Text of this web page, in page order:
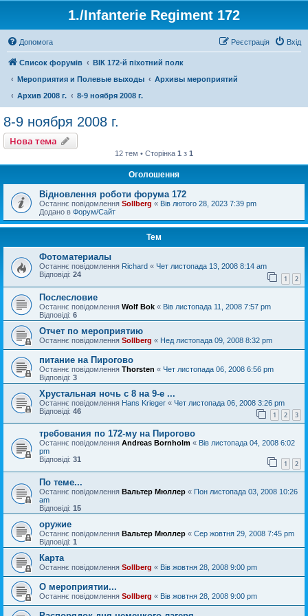
1./Infanterie Regiment 172
Допомога Вхід
Реєстрація
Список форумів
ВІК 172-й піхотний полк
Мероприятия и Полевые выходы
Архивы мероприятий
Архив 2008 г.
8-9 ноября 2008 г.
8-9 ноября 2008 г.
Нова тема
12 тем • Сторінка 1 з 1
Оголошення
Відновлення роботи форума 172
Останнє повідомлення Sollberg « Вів лютого 28, 2023 7:39 pm
Додано в Форум/Сайт
Тем
Фотоматериалы
Останнє повідомлення Richard « Чет листопада 13, 2008 8:14 am
Відповіді: 24 1 2
Послесловие
Останнє повідомлення Wolf Bok « Вів листопада 11, 2008 7:57 pm
Відповіді: 6
Отчет по мероприятию
Останнє повідомлення Sollberg « Нед листопада 09, 2008 8:32 pm
питание на Пирогово
Останнє повідомлення Thorsten « Чет листопада 06, 2008 6:56 pm
Відповіді: 3
Хрустальная ночь с 8 на 9-е ...
Останнє повідомлення Hans Krieger « Чет листопада 06, 2008 3:26 pm
Відповіді: 46 1 2 3
требования по 172-му на Пирогово
Останнє повідомлення Andreas Bornholm « Вів листопада 04, 2008 6:02
pm
Відповіді: 31 1 2
По теме...
Останнє повідомлення Вальтер Мюллер « Пон листопада 03, 2008 10:26
am
Відповіді: 15
оружие
Останнє повідомлення Вальтер Мюллер « Сер жовтня 29, 2008 7:45 pm
Відповіді: 1
Карта
Останнє повідомлення Sollberg « Вів жовтня 28, 2008 9:00 pm
О мероприятии...
Останнє повідомлення Sollberg « Вів жовтня 28, 2008 9:00 pm